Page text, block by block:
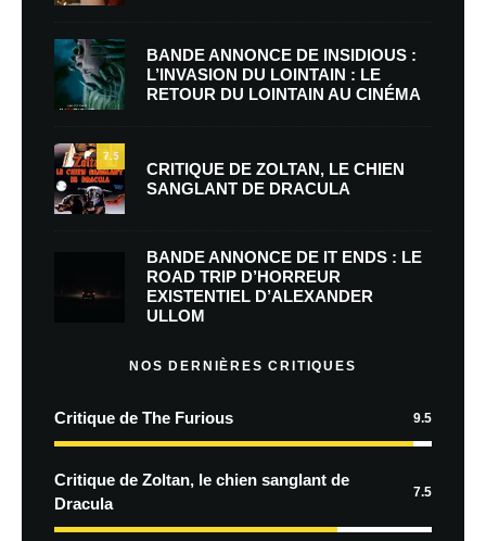
BANDE ANNONCE DE INSIDIOUS :
L’INVASION DU LOINTAIN : LE
RETOUR DU LOINTAIN AU CINÉMA
7.5
CRITIQUE DE ZOLTAN, LE CHIEN
SANGLANT DE DRACULA
BANDE ANNONCE DE IT ENDS : LE
ROAD TRIP D’HORREUR
EXISTENTIEL D’ALEXANDER
ULLOM
NOS DERNIÈRES CRITIQUES
Critique de The Furious 9.5
Critique de Zoltan, le chien sanglant de
Dracula
7.5